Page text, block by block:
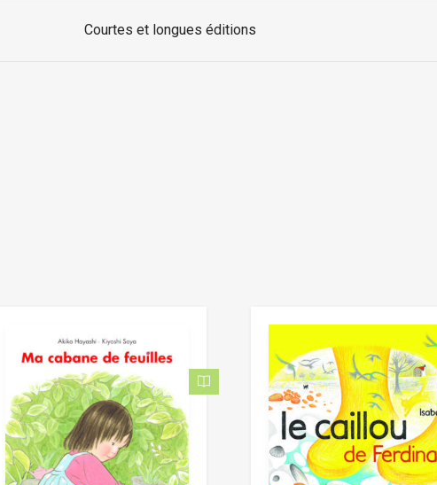
Courtes et longues éditions